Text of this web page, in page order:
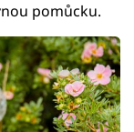
pomůcku.